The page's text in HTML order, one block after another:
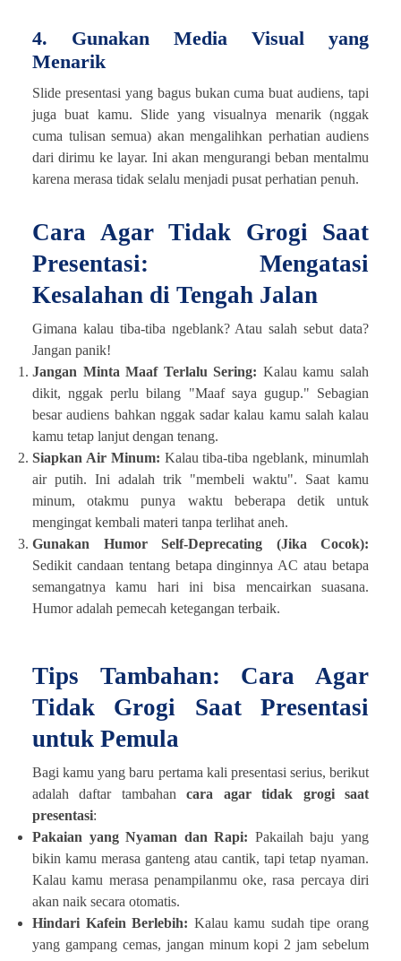
4. Gunakan Media Visual yang
Menarik
Slide presentasi yang bagus bukan cuma buat audiens, tapi
juga buat kamu. Slide yang visualnya menarik (nggak
cuma tulisan semua) akan mengalihkan perhatian audiens
dari dirimu ke layar. Ini akan mengurangi beban mentalmu
karena merasa tidak selalu menjadi pusat perhatian penuh.
Cara Agar Tidak Grogi Saat
Presentasi: Mengatasi
Kesalahan di Tengah Jalan
Gimana kalau tiba-tiba ngeblank? Atau salah sebut data?
Jangan panik!
Jangan Minta Maaf Terlalu Sering: Kalau kamu salah
dikit, nggak perlu bilang "Maaf saya gugup." Sebagian
besar audiens bahkan nggak sadar kalau kamu salah kalau
kamu tetap lanjut dengan tenang.
Siapkan Air Minum: Kalau tiba-tiba ngeblank, minumlah
air putih. Ini adalah trik "membeli waktu". Saat kamu
minum, otakmu punya waktu beberapa detik untuk
mengingat kembali materi tanpa terlihat aneh.
Gunakan Humor Self-Deprecating (Jika Cocok):
Sedikit candaan tentang betapa dinginnya AC atau betapa
semangatnya kamu hari ini bisa mencairkan suasana.
Humor adalah pemecah ketegangan terbaik.
Tips Tambahan: Cara Agar
Tidak Grogi Saat Presentasi
untuk Pemula
Bagi kamu yang baru pertama kali presentasi serius, berikut
adalah daftar tambahancara agar tidak grogi saat
presentasi:
Pakaian yang Nyaman dan Rapi: Pakailah baju yang
bikin kamu merasa ganteng atau cantik, tapi tetap nyaman.
Kalau kamu merasa penampilanmu oke, rasa percaya diri
akan naik secara otomatis.
Hindari Kafein Berlebih: Kalau kamu sudah tipe orang
yang gampang cemas, jangan minum kopi 2 jam sebelum